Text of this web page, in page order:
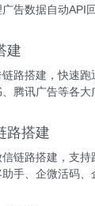
告数据自动API回
建
路搭建，快速跑
腾讯广告等各大
路搭建
链路搭建，支持
手、企微活码、